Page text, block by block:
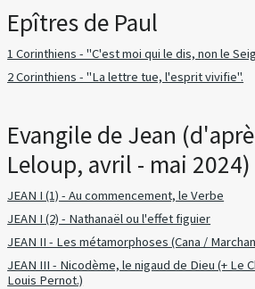
Epîtres de Paul
1 Corinthiens - "C'est moi qui le dis, non le
2 Corinthiens - "La lettre tue, l'esprit vivifie".
Evangile de Jean
Leloup, avril - mai 2024)
JEAN I (1) - Au commencement, le Verbe
JEAN I (2) - Nathanaël ou l'effet figuier
JEAN II - Les métamorphoses (Cana /
JEAN III - Nicodème, le nigaud de Dieu (+ Le
Louis Pernot.)